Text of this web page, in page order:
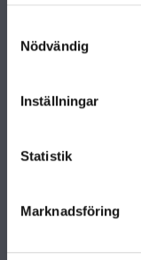
Nödvändig
Inställningar
Statistik
Marknadsföring
OM
Jobba hos oss
Nyhetsbrev
KONTAKTA
Huvudkontor